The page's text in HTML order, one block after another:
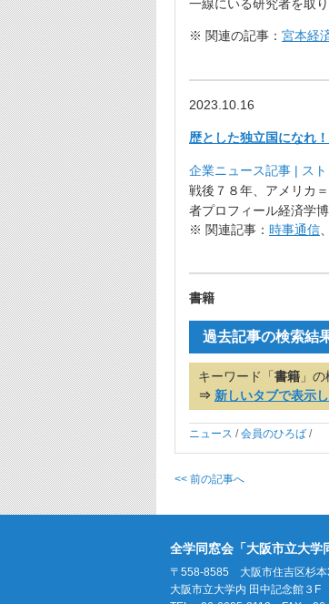
一線にいる研究者を取
※ 関連の記事： 宮本経
2023.10.16
歴とした独立国になれ
企業ニュース記事 | ス
戦後７８年、アメリカ＝
者プロフィール経済学博
※ 関連記事： 時事通信
書籍
過去記事の検索結
キーワード「 書籍 」
⇒ 新しいタブで表示
ニュース /会員のひろば /
<< 前の記事へ
全学同窓会「大阪市立大学
〒558-8585 大阪市住吉区杉本
大阪市立大学内 田中記念館３F